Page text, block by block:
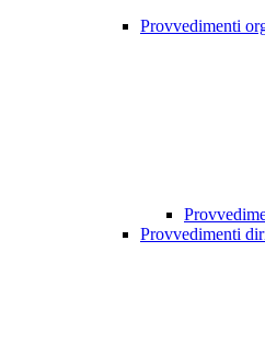
Provvedimenti
Provvedimenti